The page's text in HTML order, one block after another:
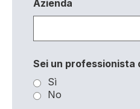
Azienda
Sei un professionista
Sì
No